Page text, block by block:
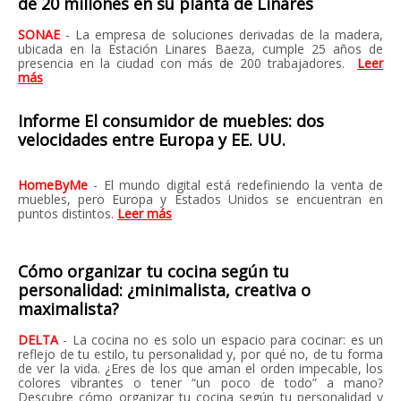
SONAE - La empresa de soluciones derivadas de la madera,
ubicada en la Estación Linares Baeza, cumple 25 años de
presencia en la ciudad con más de 200 trabajadores. Leer
más
Informe El consumidor de muebles: dos
velocidades entre Europa y EE. UU.
HomeByMe - El mundo digital está redefiniendo la venta de
muebles, pero Europa y Estados Unidos se encuentran en
puntos distintos. Leer más
Cómo organizar tu cocina según tu
personalidad: ¿minimalista, creativa o
maximalista?
DELTA - La cocina no es solo un espacio para cocinar: es un
reflejo de tu estilo, tu personalidad y, por qué no, de tu forma
de ver la vida. ¿Eres de los que aman el orden impecable, los
colores vibrantes o tener “un poco de todo” a mano?
Descubre cómo organizar tu cocina según tu personalidad y